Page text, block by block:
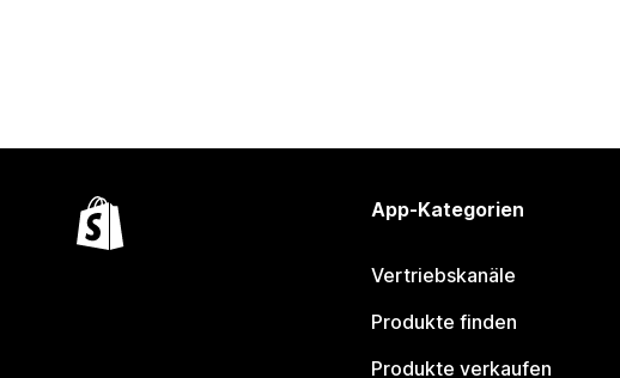
App-Kategorien
Vertriebskanäle
Produkte finden
Produkte verkaufen